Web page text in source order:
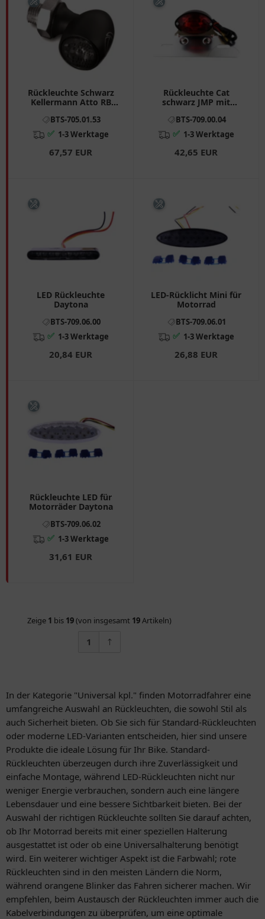
Rückleuchte Schwarz
Kellermann Atto RB
Montage
BTS-705.01.53
✅ 1-3 Werktage
67,57 EUR
Rückleuchte Cat
schwarz JMP mit
Nummernschildhalter
BTS-709.00.04
✅ 1-3 Werktage
42,65 EUR
LED Rückleuchte
Daytona
BTS-709.06.00
✅ 1-3 Werktage
20,84 EUR
LED-Rücklicht Mini für
Motorrad
BTS-709.06.01
✅ 1-3 Werktage
26,88 EUR
Rückleuchte LED für
Motorräder Daytona
BTS-709.06.02
✅ 1-3 Werktage
31,61 EUR
Zeige 1 bis 19(von insgesamt 19Artikeln)
1
In der Kategorie "Universal kpl." finden Motorradfahrer eine
umfangreiche Auswahl an Rückleuchten, die sowohl Stil als
auch Sicherheit bieten. Ob Sie sich für Standard-Rückleuchten
oder moderne LED-Varianten entscheiden, hier sind unsere
Produkte die ideale Lösung für Ihr Bike. Standard-
Rückleuchten überzeugen durch ihre Zuverlässigkeit und
einfache Montage, während LED-Rückleuchten nicht nur
weniger Energie verbrauchen, sondern auch eine längere
Lebensdauer und eine bessere Sichtbarkeit bieten. Bei der
Auswahl der richtigen Rückleuchte sollten Sie darauf achten,
ob Ihr Motorrad bereits mit einer speziellen Halterung
ausgestattet ist oder ob eine Universalhalterung benötigt
wird. Ein weiterer wichtiger Aspekt ist die Farbwahl; rote
Rückleuchten sind in den meisten Ländern die Norm,
während orangene Blinker das Fahren sicherer machen. Wir
empfehlen, beim Austausch der Rückleuchten immer auch die
Kabelverbindungen zu überprüfen, um eine optimale